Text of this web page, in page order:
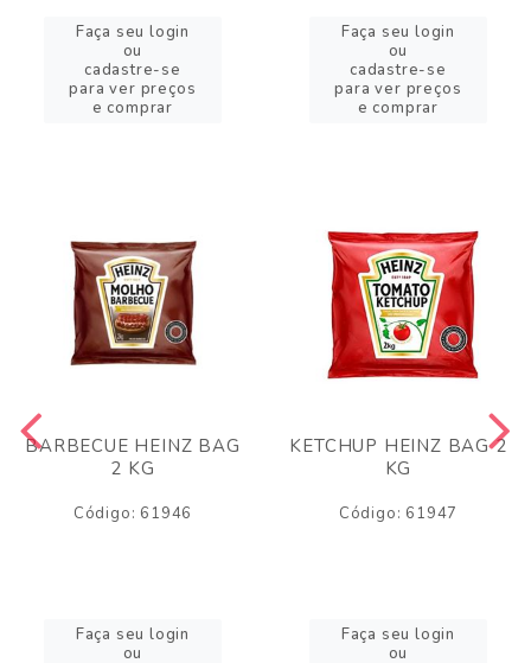
Faça seu login
ou
cadastre-se
para ver preços
e comprar
Faça seu login
ou
cadastre-se
para ver preços
e comprar
BARBECUE HEINZ BAG
2 KG
Código: 61946
Faça seu login
ou
KETCHUP HEINZ BAG 2
KG
Código: 61947
Faça seu login
ou